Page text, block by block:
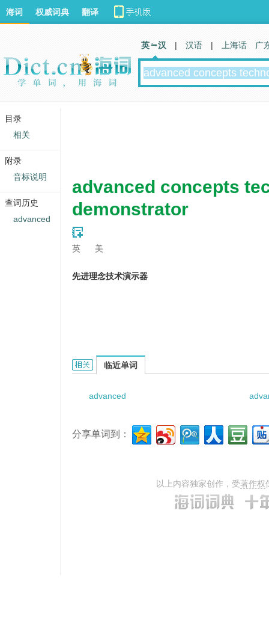
advanced concepts
demonstrator
英 美
先进理念技术演示器
Advanced Concepts Technology Demonstrator
临近单词
advanced
分享单词到：
以上内容独家创作，受著作权
海词 权威词典 翻译
英 汉 | 汉语 | 上海话 广
目录
相关
附录
音标说明
查词历史
advanced